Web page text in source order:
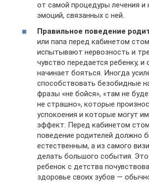
от самой процедуры лечения и
эмоций, связанных с ней.
Правильное поведение
или папа перед кабинетом
испытывают нервозность и
чувство передается ребенку, и
начинает бояться. Иногда
способствовать безобидные
фразы «не бойся», «там не
не страшно», которые
успокоения и которые могут
эффект. Перед кабинетом
поведение родителей должно
естественным, а из самого
делать большого события.
ребенок с детства
здоровье своих зубов —